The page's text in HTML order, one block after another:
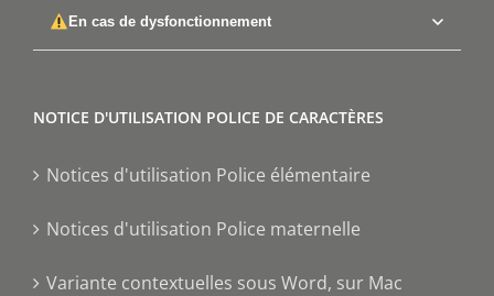
En cas de dysfonctionnement
NOTICE D'UTILISATION POLICE DE CARACTÈRES
Notices d'utilisation Police élémentaire
Notices d'utilisation Police maternelle
Variante contextuelles sous Word, sur Mac